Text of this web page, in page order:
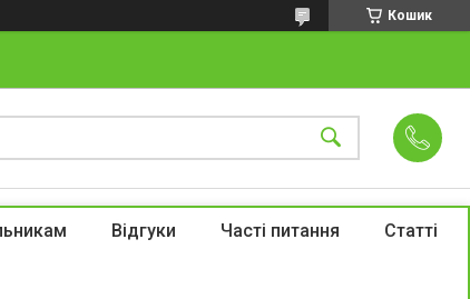
Кошик
Відгуки Часті питання Статті